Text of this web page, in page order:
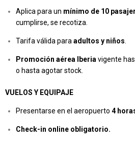
Aplica para un mínimo de 10
cumplirse, se recotiza.
Tarifa válida paraadultos y niños.
Promoción aérea Iberiavigente
o hasta agotar stock.
VUELOS Y EQUIPAJE
Presentarse en el aeropuerto 4
Check-in online obligatorio.